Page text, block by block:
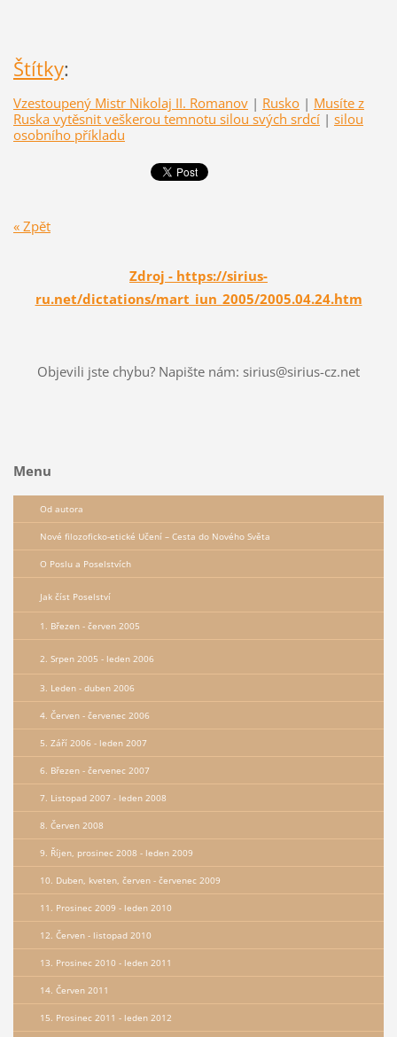
Štítky:
Vzestoupený Mistr Nikolaj II. Romanov | Rusko | Musíte z
Ruska vytěsnit veškerou temnotu silou svých srdcí | silou
osobního příkladu
« Zpět
Zdroj - https://sirius-
ru.net/dictations/mart_iun_2005/2005.04.24.htm
Objevili jste chybu? Napište nám: sirius@sirius-cz.net
Menu
Od autora
Nové filozoficko-etické Učení – Сesta do Nového Světa
O Poslu a Poselstvích
Jak číst Poselství
1. Březen - červen 2005
2. Srpen 2005 - leden 2006
3. Leden - duben 2006
4. Červen - červenec 2006
5. Září 2006 - leden 2007
6. Březen - červenec 2007
7. Listopad 2007 - leden 2008
8. Červen 2008
9. Říjen, prosinec 2008 - leden 2009
10. Duben, kveten, červen - červenec 2009
11. Prosinec 2009 - leden 2010
12. Červen - listopad 2010
13. Prosinec 2010 - leden 2011
14. Červen 2011
15. Prosinec 2011 - leden 2012